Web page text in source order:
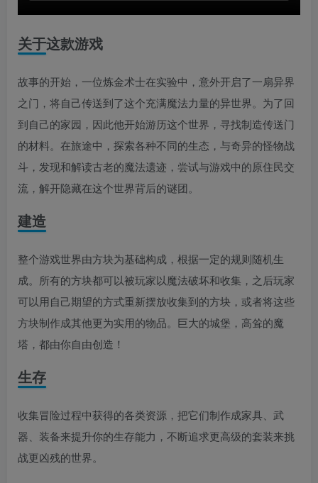
关于这款游戏
故事的开始，一位炼金术士在实验中，意外开启了一扇异界
之门，将自己传送到了这个充满魔法力量的异世界。为了回
到自己的家园，因此他开始游历这个世界，寻找制造传送门
的材料。在旅途中，探索各种不同的生态，与奇异的怪物战
斗，发现和解读古老的魔法遗迹，尝试与游戏中的原住民交
流，解开隐藏在这个世界背后的谜团。
建造
整个游戏世界由方块为基础构成，根据一定的规则随机生
成。所有的方块都可以被玩家以魔法破坏和收集，之后玩家
可以用自己期望的方式重新摆放收集到的方块，或者将这些
方块制作成其他更为实用的物品。巨大的城堡，高耸的魔
塔，都由你自由创造！
生存
收集冒险过程中获得的各类资源，把它们制作成家具、武
器、装备来提升你的生存能力，不断追求更高级的套装来挑
战更凶残的世界。